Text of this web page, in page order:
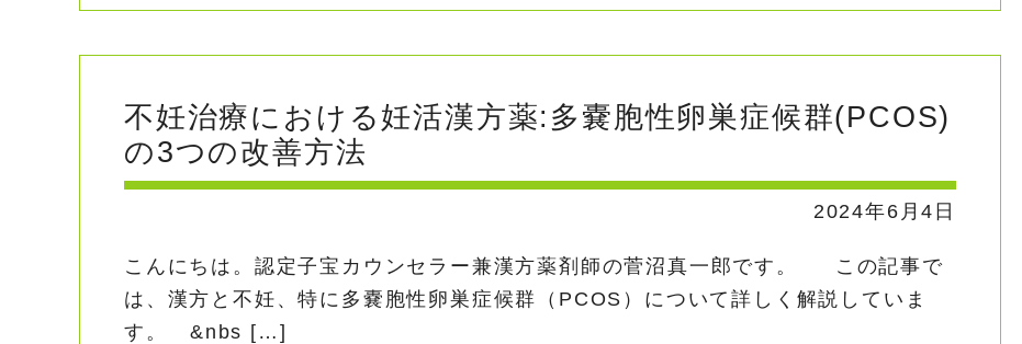
不妊治療における妊活漢方薬:多嚢胞性卵巣症候群(PCOS)
の3つの改善方法
2024年6月4日
こんにちは。認定子宝カウンセラー兼漢方薬剤師の菅沼真一郎です。 この記事で
は、漢方と不妊、特に多嚢胞性卵巣症候群（PCOS）について詳しく解説していま
す。 &nbs […]